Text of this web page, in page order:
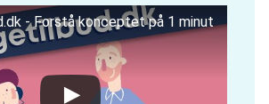
- Forstå konceptet på 1 minut